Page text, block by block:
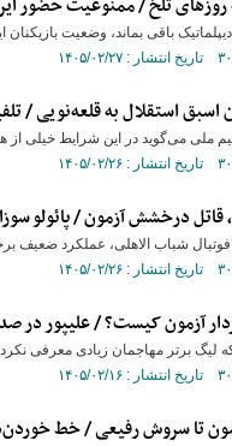
باقی بماند، وضعیت
اسبق استقلال به قلعه‌نویی /
ملی می‌گوید در این شرایط خیلی از
درخشش آزمون / پائولو
شباب الاهلی، عملکرد ضعیف
آزمون کیست؟ / علیپور در
لیگ برتر مهاجمان زیادی معرفی
تا سروش رفیعی / خط